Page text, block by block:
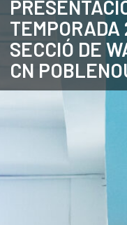
SECCIÓ DE
CN